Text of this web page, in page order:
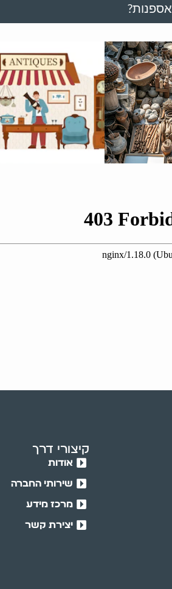
אספנות?
קיצורי דרך
אודות
שירותי החברה
מרכז מידע
יצירת קשר